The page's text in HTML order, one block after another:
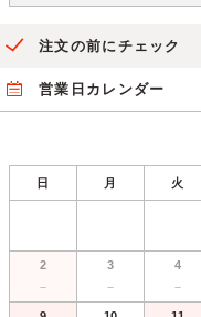
注文の前にチェック
営業日カレンダー
日 月 火
2
－
3
－
4
－